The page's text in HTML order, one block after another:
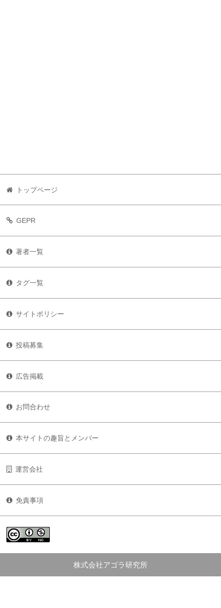
トップページ
GEPR
著者一覧
タグ一覧
サイトポリシー
投稿募集
広告掲載
お問合わせ
本サイトの趣旨とメンバー
運営会社
免責事項
株式会社アゴラ研究所